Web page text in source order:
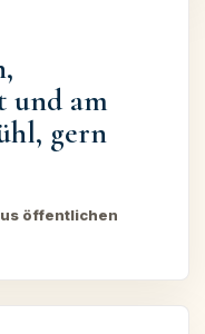
und am
gern
öffentlichen